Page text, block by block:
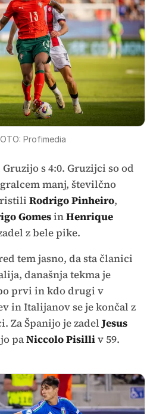
Profimedia
s 4:0. Gruzijci so od
manj, številčno
Rodrigo Pinheiro,
GomesinHenrique
z bele pike.
tem jasno, da sta članici
današnja tekma je
prvi in kdo drugi v
in Italijanov se je končal z
Za Španijo je zadelJesus
paNiccolo Pisilliv 59.